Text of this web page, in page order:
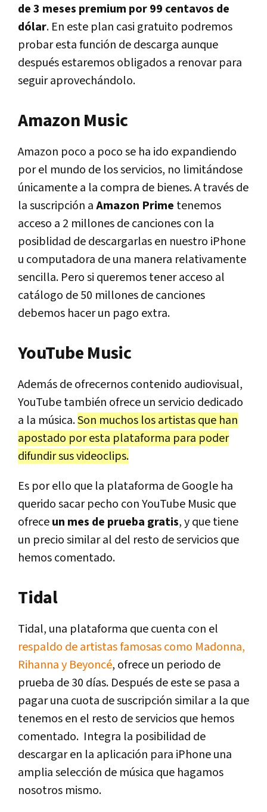
de 3 meses premium por 99 centavos de
dólar. En este plan casi gratuito podremos
probar esta función de descarga aunque
después estaremos obligados a renovar para
seguir aprovechándolo.
Amazon Music
Amazon poco a poco se ha ido expandiendo
por el mundo de los servicios, no limitándose
únicamente a la compra de bienes. A través de
la suscripción aAmazon Prime tenemos
acceso a 2 millones de canciones con la
posiblidad de descargarlas en nuestro iPhone
u computadora de una manera relativamente
sencilla. Pero si queremos tener acceso al
catálogo de 50 millones de canciones
debemos hacer un pago extra.
YouTube Music
Además de ofrecernos contenido audiovisual,
YouTube también ofrece un servicio dedicado
a la música.Son muchos los artistas que han
apostado por esta plataforma para poder
difundir sus videoclips.
Es por ello que la plataforma de Google ha
querido sacar pecho con YouTube Music que
ofreceun mes de prueba gratis, y que tiene
un precio similar al del resto de servicios que
hemos comentado.
Tidal
Tidal, una plataforma que cuenta con el
respaldo de artistas famosas como Madonna,
Rihanna y Beyoncé, ofrece un periodo de
prueba de 30 días. Después de este se pasa a
pagar una cuota de suscripción similar a la que
tenemos en el resto de servicios que hemos
comentado. Integra la posibilidad de
descargar en la aplicación para iPhone una
amplia selección de música que hagamos
nosotros mismo.